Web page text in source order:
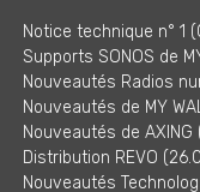
Notice technique n° 1
Supports SONOS de
Nouveautés Radios
Nouveautés de MY
Nouveautés de AXING
Distribution REVO
Nouveautés